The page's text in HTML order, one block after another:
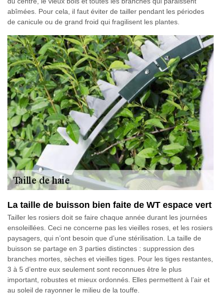
abîmées. Pour cela, il faut éviter de tailler pendant les périodes
de canicule ou de grand froid qui fragilisent les plantes.
La taille de buisson bien faite de WT espace vert
Tailler les rosiers doit se faire chaque année durant les journées
ensoleillées. Ceci ne concerne pas les vieilles roses, et les rosiers
paysagers, qui n’ont besoin que d’une stérilisation. La taille de
buisson se partage en 3 parties distinctes : suppression des
branches mortes, sèches et vieilles tiges. Pour les tiges restantes,
3 à 5 d’entre eux seulement sont reconnues être le plus
important, robustes et mieux ordonnés. Elles permettent à l’air et
au soleil de rayonner le milieu de la touffe.